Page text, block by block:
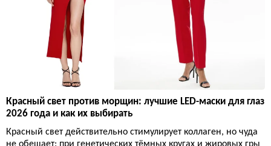
Красный свет против морщин: лучшие LED-маски для глаз
2026 года и как их выбирать
Красный свет действительно стимулирует коллаген, но чуда
не обещает: при генетических тёмных кругах и жировых гры